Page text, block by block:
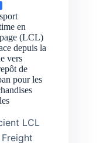
en
(LCL)
depuis la
vers
de
pour les
LCL
Freight